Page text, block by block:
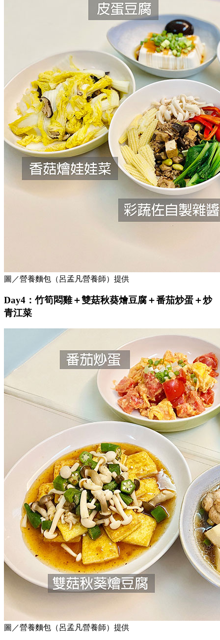
圖／營養麵包（呂孟凡營養師）提供
Day4：竹筍悶雞＋雙菇秋葵燴豆腐＋番茄炒蛋＋炒
青江菜
圖／營養麵包（呂孟凡營養師）提供